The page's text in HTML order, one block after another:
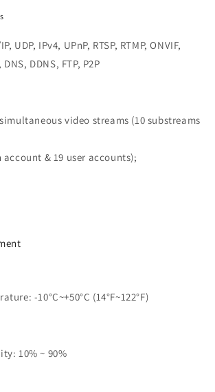
UDP, IPv4, UPnP, RTSP, RTMP, ONVIF,
DNS, DDNS, FTP, P2P
video streams (10 substreams
account & 19 user accounts);
-10°C~+50°C (14°F~122°F)
10% ~ 90%